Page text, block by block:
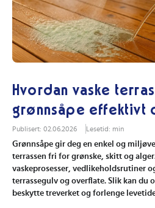
Hvordan vaske
grønnsåpe effektivt
Publisert: 02.06.2026 Lesetid: min
Grønnsåpe gir deg en enkel og
terrassen fri for grønske, skitt og
vaskeprosesser, vedlikeholdsrutiner
terrassegulv og overflate. Slik kan du
beskytte treverket og forlenge